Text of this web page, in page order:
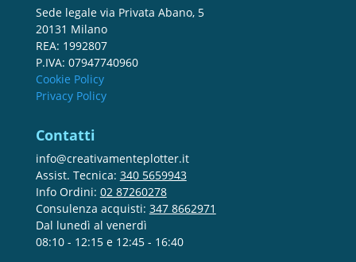
Sede legale via Privata Abano, 5
20131 Milano
REA: 1992807
P.IVA: 07947740960
Cookie Policy
Privacy Policy
Contatti
info@creativamenteplotter.it
Assist. Tecnica: 340 5659943
Info Ordini: 02 87260278
Consulenza acquisti: 347 8662971
Dal lunedì al venerdì
08:10 - 12:15 e 12:45 - 16:40